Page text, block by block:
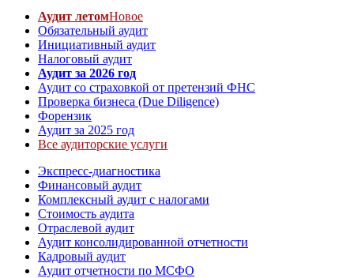
Аудит летомНовое
Обязательный аудит
Инициативный аудит
Налоговый аудит
Аудит за 2026 год
Аудит со страховкой от претензий ФНС
Проверка бизнеса (Due Diligence)
Форензик
Аудит за 2025 год
Все аудиторские услуги
Экспресс-диагностика
Финансовый аудит
Комплексный аудит с налогами
Стоимость аудита
Отраслевой аудит
Аудит консолидированной отчетности
Кадровый аудит
Аудит отчетности по МСФО